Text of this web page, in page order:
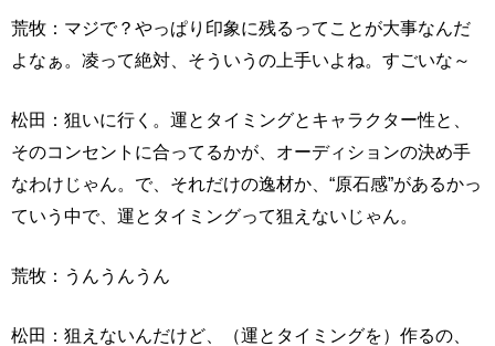
荒牧：マジで？やっぱり印象に残るってことが大事なんだ
よなぁ。凌って絶対、そういうの上手いよね。すごいな～
松田：狙いに行く。運とタイミングとキャラクター性と、
そのコンセントに合ってるかが、オーディションの決め手
なわけじゃん。で、それだけの逸材か、“原石感”があるかっ
ていう中で、運とタイミングって狙えないじゃん。
荒牧：うんうんうん
松田：狙えないんだけど、（運とタイミングを）作るの、